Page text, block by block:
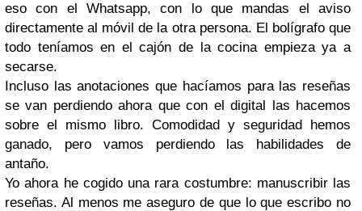
eso con el Whatsapp, con lo que mandas el aviso
directamente al móvil de la otra persona. El bolígrafo que
todo teníamos en el cajón de la cocina empieza ya a
secarse.
Incluso las anotaciones que hacíamos para las reseñas
se van perdiendo ahora que con el digital las hacemos
sobre el mismo libro. Comodidad y seguridad hemos
ganado, pero vamos perdiendo las habilidades de
antaño.
Yo ahora he cogido una rara costumbre: manuscribir las
reseñas. Al menos me aseguro de que lo que escribo no